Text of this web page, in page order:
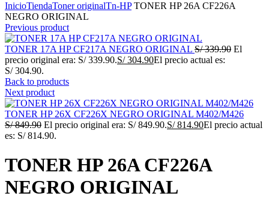
InicioTiendaToner originalTn-HPTONER HP 26A CF226A
NEGRO ORIGINAL
Previous product
TONER 17A HP CF217A NEGRO ORIGINAL S/339.90 El
precio original era: S/ 339.90.S/304.90El precio actual es:
S/ 304.90.
Back to products
Next product
TONER HP 26X CF226X NEGRO ORIGINAL M402/M426
S/849.90 El precio original era: S/ 849.90.S/814.90El precio actual
es: S/ 814.90.
TONER HP 26A CF226A
NEGRO ORIGINAL